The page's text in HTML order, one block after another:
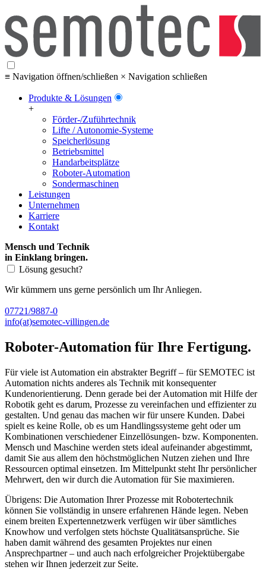
≡ Navigation öffnen/schließen × Navigation schließen
Produkte & Lösungen
+
Förder-/Zuführtechnik
Lifte / Autonomie-Systeme
Speicherlösung
Betriebsmittel
Handarbeitsplätze
Roboter-Automation
Sondermaschinen
Leistungen
Unternehmen
Karriere
Kontakt
Mensch und Technik
in Einklang bringen.
Lösung gesucht?
Wir kümmern uns gerne persönlich um Ihr Anliegen.
07721/9887-0
info(at)semotec-villingen.de
Roboter-Automation für Ihre Fertigung.
Für viele ist Automation ein abstrakter Begriff – für SEMOTEC ist
Automation nichts anderes als Technik mit konsequenter
Kundenorientierung. Denn gerade bei der Automation mit Hilfe der
Robotik geht es darum, Prozesse zu vereinfachen und effizienter zu
gestalten. Und genau das machen wir für unsere Kunden. Dabei
spielt es keine Rolle, ob es um Handlingssysteme geht oder um
Kombinationen verschiedener Einzellösungen- bzw. Komponenten.
Mensch und Maschine werden stets ideal aufeinander abgestimmt,
damit Sie aus allem den höchstmöglichen Nutzen ziehen und Ihre
Ressourcen optimal einsetzen. Im Mittelpunkt steht Ihr persönlicher
Mehrwert, den wir durch die Automation für Sie maximieren.
Übrigens: Die Automation Ihrer Prozesse mit Robotertechnik
können Sie vollständig in unsere erfahrenen Hände legen. Neben
einem breiten Expertennetzwerk verfügen wir über sämtliches
Knowhow und verfolgen stets höchste Qualitätsansprüche. Sie
haben damit während des gesamten Projektes nur einen
Ansprechpartner – und auch nach erfolgreicher Projektübergabe
stehen wir Ihnen jederzeit zur Seite.